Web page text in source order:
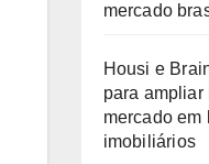
mercado
Housi e
para
mercado em
imobiliários